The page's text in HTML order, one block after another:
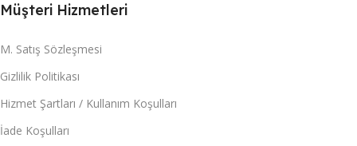
Müşteri Hizmetleri
M. Satış Sözleşmesi
Gizlilik Politikası
Hizmet Şartları / Kullanım Koşulları
İade Koşulları